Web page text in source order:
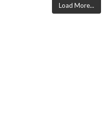
Load More...